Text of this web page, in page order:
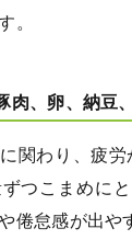
。
肉、卵、納豆
関わり、疲
つこまめに
倦怠感が出や